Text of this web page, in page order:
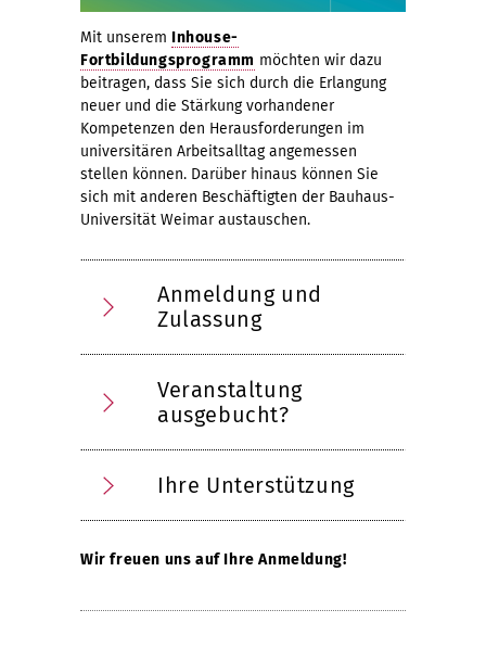
Mit unserem Inhouse-
Fortbildungsprogramm möchten wir dazu
beitragen, dass Sie sich durch die Erlangung
neuer und die Stärkung vorhandener
Kompetenzen den Herausforderungen im
universitären Arbeitsalltag angemessen
stellen können. Darüber hinaus können Sie
sich mit anderen Beschäftigten der Bauhaus-
Universität Weimar austauschen.
Anmeldung und
Zulassung
Veranstaltung
ausgebucht?
Ihre Unterstützung
Wir freuen uns auf Ihre Anmeldung!